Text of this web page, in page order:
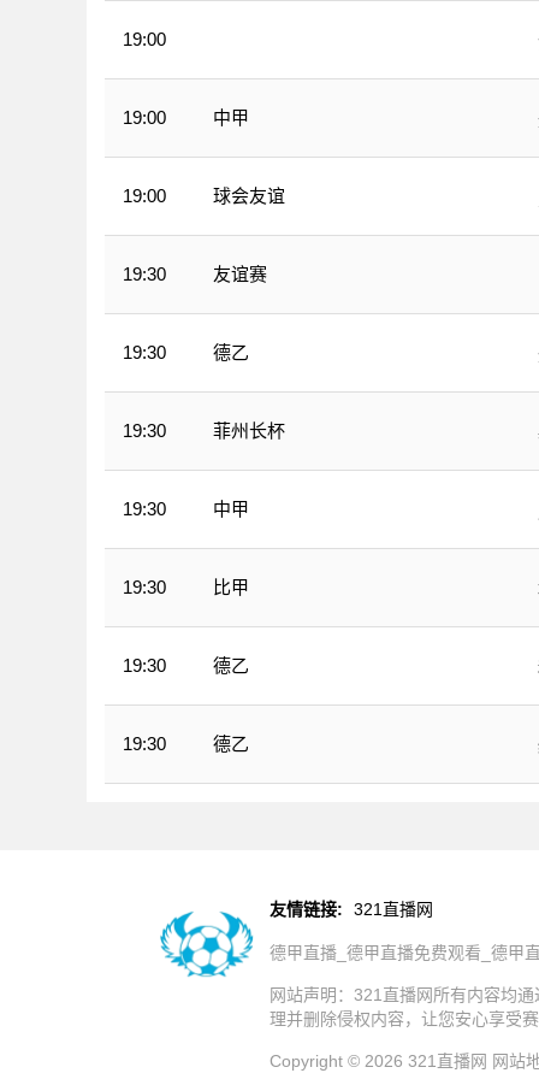
19:00
19:00 中甲
19:00 球会友谊
19:30 友谊赛
19:30 德乙
19:30 菲州长杯
19:30 中甲
19:30 比甲
19:30 德乙
19:30 德乙
友情链接: 321直播网
德甲直播_德甲直播免费观看_德甲
网站声明：321直播网所有内容均
理并删除侵权内容，让您安心享受
Copyright © 2026 321直播网 网站